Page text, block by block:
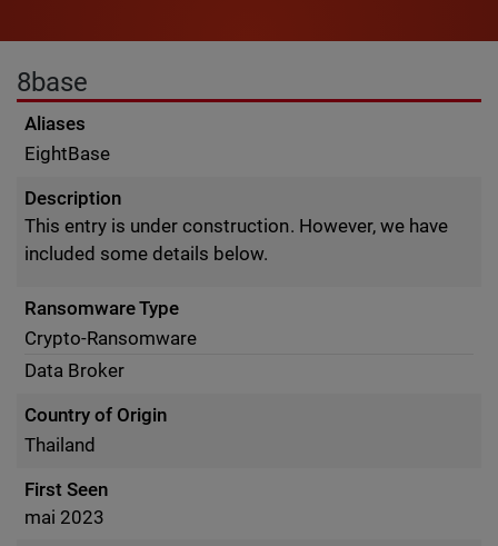
8base
Aliases
EightBase
Description
This entry is under construction. However, we have
included some details below.
Ransomware Type
Crypto-Ransomware
Data Broker
Country of Origin
Thailand
First Seen
mai 2023